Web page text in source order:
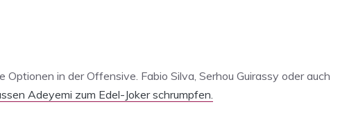
in der Offensive. Fabio Silva, Serhou Guirassy oder auch
Adeyemi zum Edel-Joker schrumpfen.